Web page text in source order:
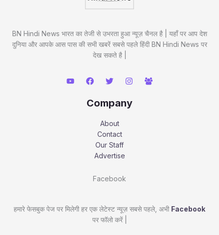
BN Hindi News भारत का तेजी से उभरता हुआ न्यूज़ चैनल है | यहाँ पर आप देश
दुनिया और आपके आस पास की सभी खबरें सबसे पहले हिंदी BN Hindi News पर
देख सकते है |
Company
About
Contact
Our Staff
Advertise
Facebook
हमारे फेसबुक पेज पर मिलेगी हर एक लेटेस्ट न्यूज़ सबसे पहले, अभी Facebook
पर फॉलो करें |